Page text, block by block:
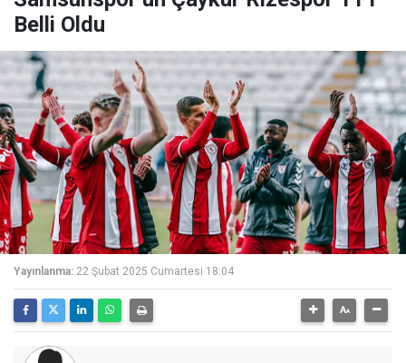
Belli Oldu
Yayınlanma: 22 Şubat 2025 Cumartesi 18:04